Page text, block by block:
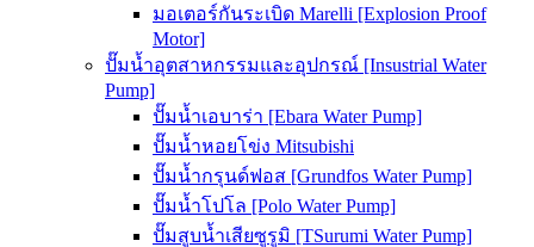
มอเตอร์กันระเบิด Marelli [Explosion Proof
Motor]
ปั๊มน้ำอุตสาหกรรมและอุปกรณ์ [Insustrial Water
Pump]
ปั๊มน้ำเอบาร่า [Ebara Water Pump]
ปั๊มน้ำหอยโข่ง Mitsubishi
ปั๊มน้ำกรุนด์ฟอส [Grundfos Water Pump]
ปั๊มน้ำโปโล [Polo Water Pump]
ปั๊มสูบน้ำเสียซูรูมิ [TSurumi Water Pump]